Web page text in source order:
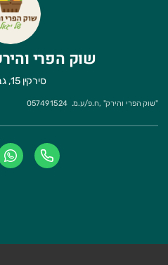
שוק הפרי
סירקין 15, גבעתיים
"שוק הפרי והירק" ,ח.פ/ע.מ. 057491524